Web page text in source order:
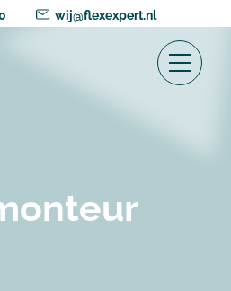
wij@flexexpert.nl